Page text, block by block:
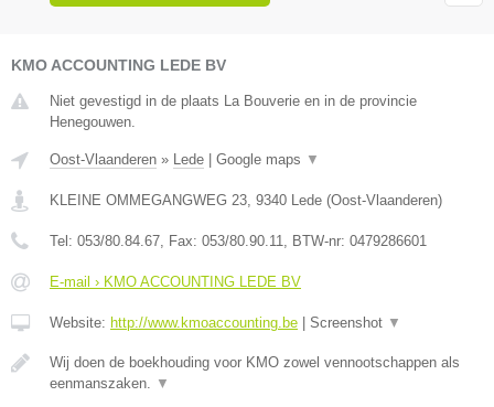
KMO ACCOUNTING LEDE BV
Niet gevestigd in de plaats La Bouverie en in de provincie
Henegouwen.
Oost-Vlaanderen » Lede Google maps ▼
KLEINE OMMEGANGWEG 23 9340 Lede (Oost-Vlaanderen)
Tel: 053/80.84.67 , Fax: 053/80.90.11 , BTW-nr: 0479286601
E-mail › KMO ACCOUNTING LEDE BV
Website: http://www.kmoaccounting.be Screenshot ▼
Wij doen de boekhouding voor KMO zowel vennootschappen als
eenmanszaken.
▼